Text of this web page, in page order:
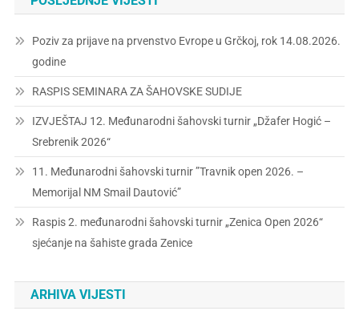
Poziv za prijave na prvenstvo Evrope u Grčkoj, rok 14.08.2026.
godine
RASPIS SEMINARA ZA ŠAHOVSKE SUDIJE
IZVJEŠTAJ 12. Međunarodni šahovski turnir „Džafer Hogić –
Srebrenik 2026“
11. Međunarodni šahovski turnir ”Travnik open 2026. –
Memorijal NM Smail Dautović”
Raspis 2. međunarodni šahovski turnir „Zenica Open 2026“
sjećanje na šahiste grada Zenice
ARHIVA VIJESTI